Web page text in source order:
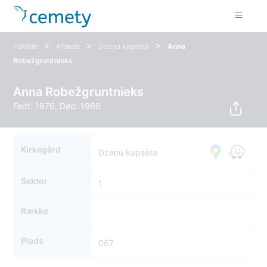
Forside > Afdøde > Dzeņu kapsēta >
Anna
Robežgruntnieks
Anna Robežgruntnieks
Født: 1876, Død: 1966
Kirkegård Dzeņu kapsēta
Sektor 1
Række
Plads 067